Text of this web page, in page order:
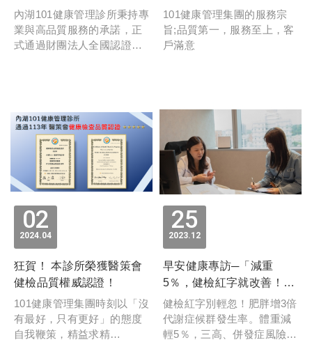
會」TAF認證
內湖101健康管理診所秉持專
業與高品質服務的承諾，正
式通過財團法人全國認證基
康管理提供更精確、可靠的
保障。
內湖101持續精進，提供更優
質的健康管理服務，陪伴您
101健康管理集團的服務宗
旨;品質第一，服務至上，客
戶滿意
02
04
2024
狂賀！ 本診所榮獲醫策會
健檢品質權威認證！
101健康管理集團時刻以「沒
有最好，只有更好」的態度
自我鞭策，精益求精
25
12
2023
早安健康專訪─「減重
5％，健檢紅字就改善！醫
師教你搭配2招最有效」
健檢紅字別輕忽！肥胖增3倍
代謝症候群發生率。體重減
輕5％，三高、併發症風險跟